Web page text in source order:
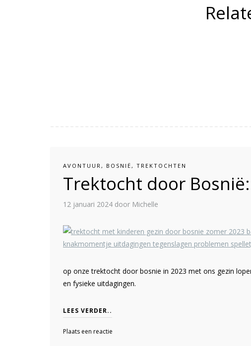
AVONTUUR , BOSNIË , TREKTOCHTEN
Trektocht door
12 januari 2024 door Michelle
op onze trektocht door bosnie in 2023 met ons gezin
en fysieke uitdagingen.
LEES VERDER..
Plaats een reactie